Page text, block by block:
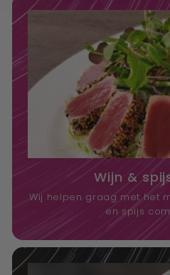
Wijn &
Wij helpen graag met het
en spijs